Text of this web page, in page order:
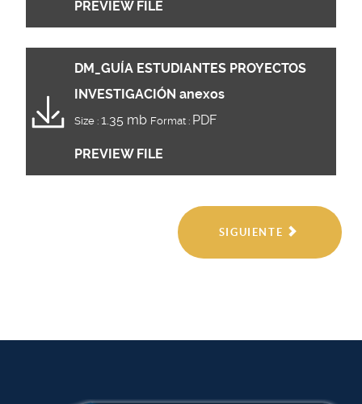
PREVIEW FILE
DM_GUÍA ESTUDIANTES PROYECTOS
INVESTIGACIÓN anexos
Size : 1.35 mb Format : PDF
PREVIEW FILE
SIGUIENTE